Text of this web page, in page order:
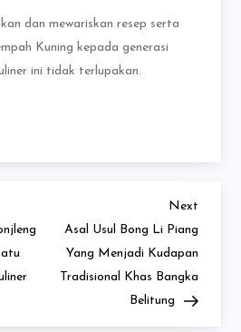
dan mewariskan resep serta
Kuning kepada generasi
ini tidak terlupakan.
Next
Post
Next
Asal Usul Bong Li Piang
Yang Menjadi Kudapan
Tradisional Khas Bangka
Belitung